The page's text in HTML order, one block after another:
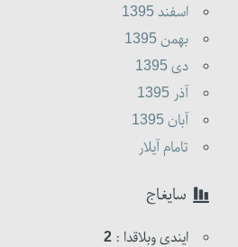
اسفند 1395
بهمن 1395
دى 1395
آذر 1395
آبان 1395
تامام آیلار
سایغاج
ایندی وبلاقدا : 2